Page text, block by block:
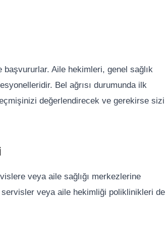
başvururlar. Aile hekimleri, genel sağlık
Bel ağrısı durumunda ilk
değerlendirecek ve gerekirse sizi
veya aile sağlığı merkezlerine
veya aile hekimliği poliklinikleri de